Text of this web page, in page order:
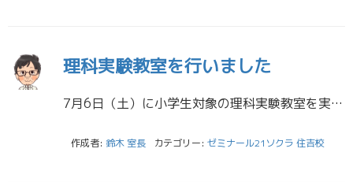
理科実験教室を行いました
7月6日（土）に小学生対象の理科実験教室を実施しました。 塾生はもちろん、塾生でない小学生も来てくれました！ 今回の実験は、『スライムをつくろう！』 過去に学校などでやってみた生徒もいたようですが、作成途中、自分の好きな […]
作成者: 鈴木 室長 カテゴリー: ゼミナール21ソクラ 住吉校